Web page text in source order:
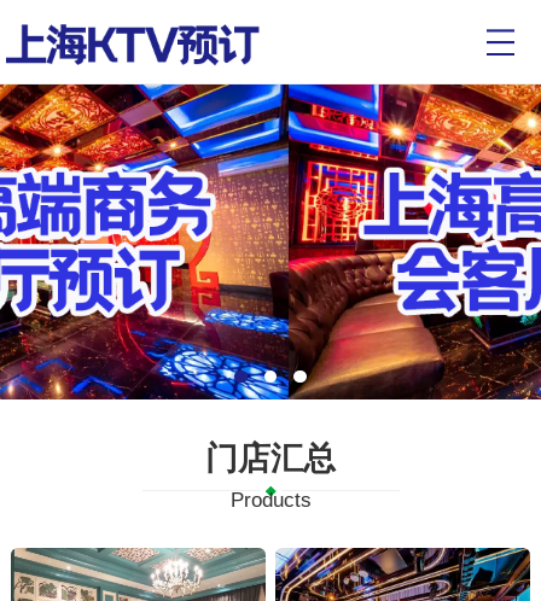
门店汇总
Products